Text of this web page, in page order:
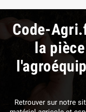
Code-
la
Retrouver sur notre